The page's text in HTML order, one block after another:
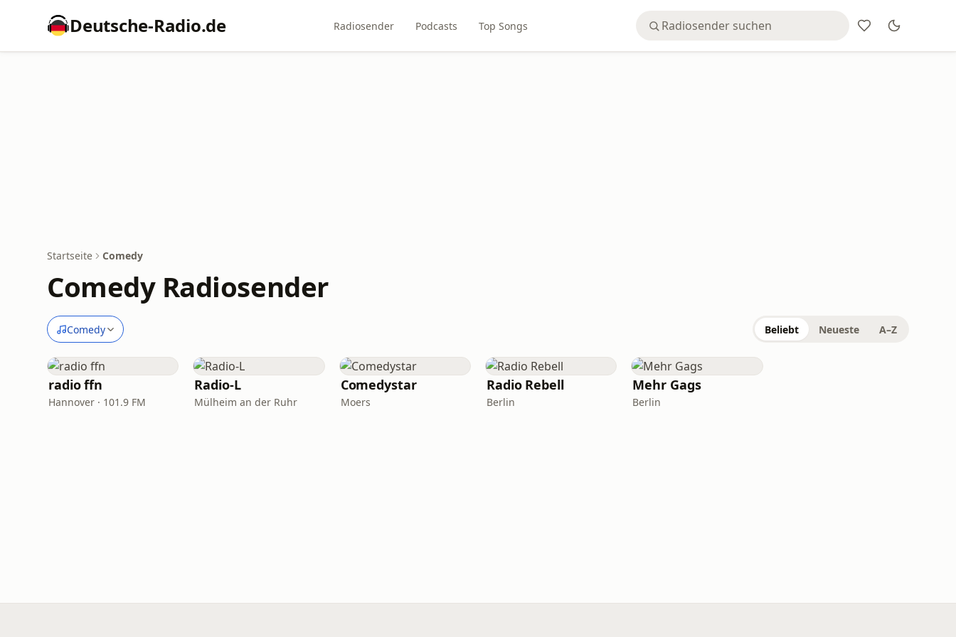
Deutsche-Radio.de Radiosender Podcasts Top Songs
Startseite Comedy
Comedy Radiosender
Comedy Beliebt Neueste A–Z
radio ffn
Hannover · 101.9 FM
Radio-L
Mülheim an der Ruhr
Comedystar
Moers
Radio Rebell
Berlin
Mehr Gags
Berlin